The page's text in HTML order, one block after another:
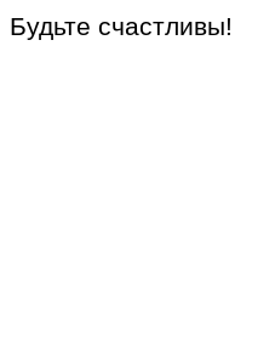
Будьте счастливы!